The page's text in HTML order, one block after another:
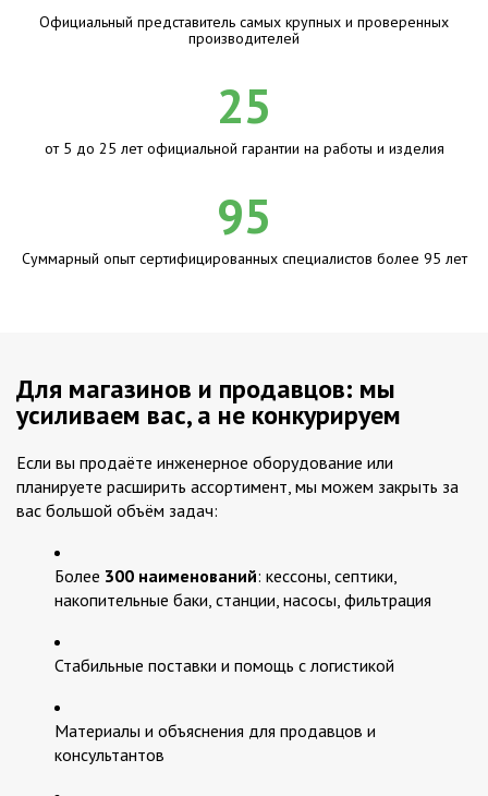
Официальный представитель самых крупных и проверенных
производителей
25
от 5 до 25 лет официальной гарантии на работы и изделия
95
Суммарный опыт сертифицированных специалистов более 95 лет
Для магазинов и продавцов: мы
усиливаем вас, а не конкурируем
Если вы продаёте инженерное оборудование или
планируете расширить ассортимент, мы можем закрыть за
вас большой объём задач:
Более 300 наименований: кессоны, септики,
накопительные баки, станции, насосы, фильтрация
Стабильные поставки и помощь с логистикой
Материалы и объяснения для продавцов и
консультантов